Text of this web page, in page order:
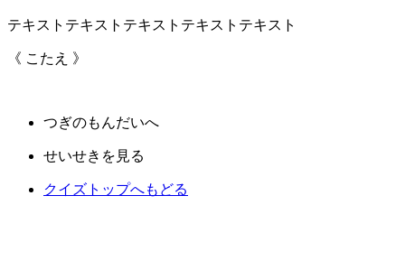
テキストテキストテキストテキストテキスト
《 こたえ 》
つぎのもんだいへ
せいせきを見る
クイズトップへもどる